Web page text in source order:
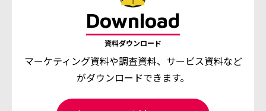
Download
資料ダウンロード
マーケティング資料や調査資料、 サービス資料など
がダウンロードできます。